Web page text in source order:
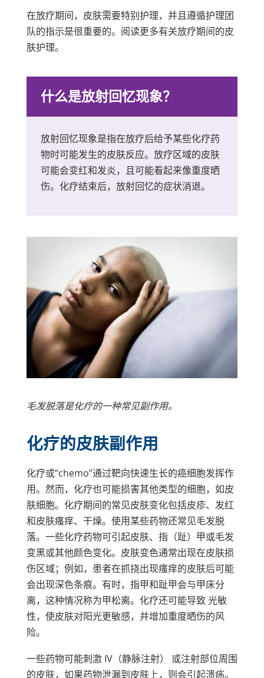
在放疗期间，皮肤需要特别护理，并且遵循护理团
队的指示是很重要的。阅读更多有关放疗期间的皮
肤护理。
什么是放射回忆现象？
放射回忆现象是指在放疗后给予某些化疗药
物时可能发生的皮肤反应。放疗区域的皮肤
可能会变红和发炎，且可能看起来像重度晒
伤。化疗结束后，放射回忆的症状消退。
毛发脱落是化疗的一种常见副作用。
化疗的皮肤副作用
化疗或“chemo”通过靶向快速生长的癌细胞发挥作
用。然而，化疗也可能损害其他类型的细胞，如皮
肤细胞。化疗期间的常见皮肤变化包括皮疹、发红
和皮肤瘙痒、干燥。使用某些药物还常见毛发脱
落。一些化疗药物可引起皮肤、指（趾）甲或毛发
变黑或其他颜色变化。皮肤变色通常出现在皮肤损
伤区域；例如，患者在抓挠出现瘙痒的皮肤后可能
会出现深色条痕。有时，指甲和趾甲会与甲床分
离，这种情况称为甲松离。化疗还可能导致光敏
性，使皮肤对阳光更敏感，并增加重度晒伤的风
险。
一些药物可能刺激 IV（静脉注射） 或注射部位周围
的皮肤，如果药物泄漏到皮肤上，则会引起溃疡。